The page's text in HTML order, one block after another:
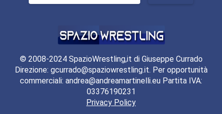
© 2008-2024 SpazioWrestling,it di Giuseppe Currado
Direzione: gcurrado@spaziowrestling.it. Per opportunità
commerciali: andrea@andreamartinelli.eu Partita IVA:
03376190231
Privacy Policy